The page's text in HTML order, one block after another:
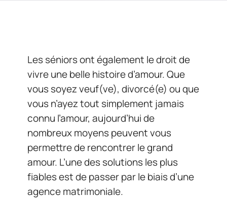
Les séniors ont également le droit de
vivre une belle histoire d’amour. Que
vous soyez veuf(ve), divorcé(e) ou que
vous n’ayez tout simplement jamais
connu l’amour, aujourd’hui de
nombreux moyens peuvent vous
permettre de rencontrer le grand
amour. L’une des solutions les plus
fiables est de passer par le biais d’une
agence matrimoniale.